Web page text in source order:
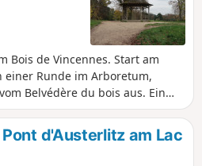
Bois de Vincennes. Start am
einer Runde im Arboretum,
Belvédère du bois aus. Ein
mit Blick auf das Schloss und
kleine Pfade.
d'Austerlitz am Lac